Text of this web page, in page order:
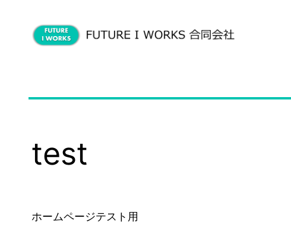
test
ホームページテスト用